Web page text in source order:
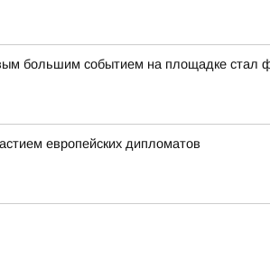
большим событием на площадке стал
европейских дипломатов